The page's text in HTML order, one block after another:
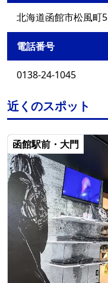
北海道函館市松風町
電話番号
0138-24-1045
近くのスポット
函館駅前・大門